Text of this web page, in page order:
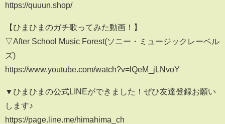
https://quuun.shop/
【ひまひまのガチ歌ってみた動画！】
▽After School Music Forest(ソニー・ミュージックレーベル
ズ)
https://www.youtube.com/watch?v=lQeM_jLNvoY
▼ひまひまの公式LINEができました！ぜひ友達登録お願い
します♪
https://page.line.me/himahima_ch